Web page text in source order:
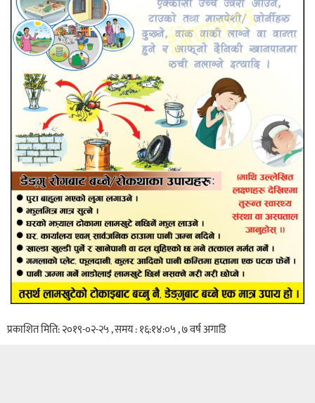
प्रकाशित मिति: २०१९-०२-२५ , समय : १६:१४:०५ , ७ वर्ष अगाडि